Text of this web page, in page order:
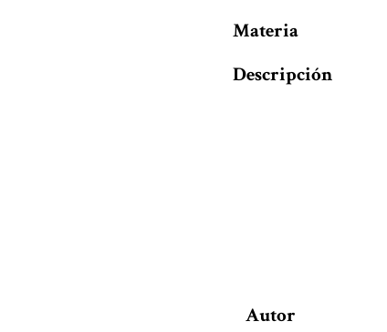
Materia
Descripción
Autor